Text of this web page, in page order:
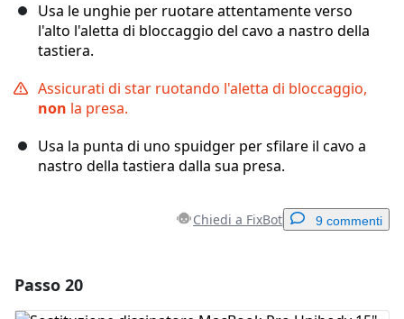
Usa le unghie per ruotare attentamente verso
l'alto l'aletta di bloccaggio del cavo a nastro della
tastiera.
Assicurati di star ruotando l'aletta di bloccaggio,
non la presa.
Usa la punta di uno spuidger per sfilare il cavo a
nastro della tastiera dalla sua presa.
Chiedi a FixBot 9 commenti
Passo 20